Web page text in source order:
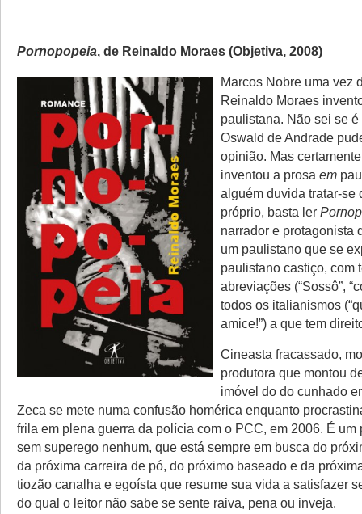
Pornopopeia, de Reinaldo Moraes (Objetiva, 2008)
Marcos Nobre uma vez
Reinaldo Moraes
paulistana. Não sei se
Oswald de Andrade
opinião. Mas
inventou a prosa em
alguém duvida tratar-se
próprio, basta ler
narrador e protagonista
um paulistano que se
paulistano castiço, com
abreviações (“Sossô”,
todos os italianismos
amice!”) a que tem
Cineasta fracassado,
produtora que montou
imóvel do do cunhado
Zeca se mete numa confusão homérica enquanto
frila em plena guerra da polícia com o PCC, em 2006. É um
sem superego nenhum, que está sempre em busca do
da próxima carreira de pó, do próximo baseado e da
tiozão canalha e egoísta que resume sua vida a satisfazer
do qual o leitor não sabe se sente raiva, pena ou inveja.